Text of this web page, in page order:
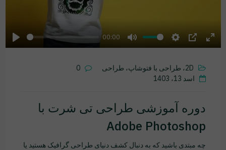
Play
00:00
Mute Settings
PIP
0
اسد 13، 1403
دوره آموزشی طراحی تی شرت با
Adobe Photoshop
چه مبتدی باشید که به دنبال کشف دنیای طراحی گرافیک هستید یا